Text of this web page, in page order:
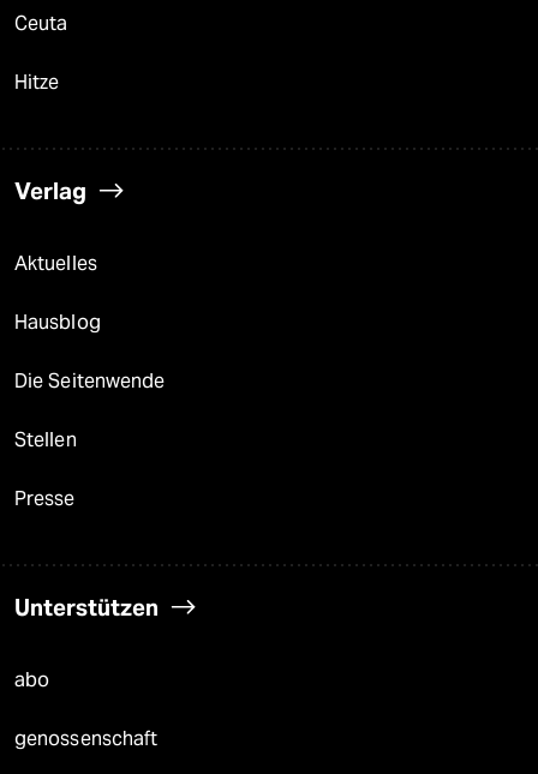
Ceuta
Hitze
Verlag
Aktuelles
Hausblog
Die Seitenwende
Stellen
Presse
Unterstützen
abo
genossenschaft